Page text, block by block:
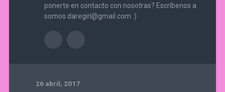
ponerte en contacto con nosotras? Escríbenos a
somos.daregirl@gmail.com :)
26 abril, 2017